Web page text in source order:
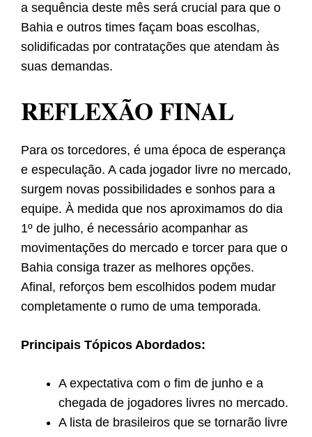
a sequência deste mês será crucial para que o
Bahia e outros times façam boas escolhas,
solidificadas por contratações que atendam às
suas demandas.
REFLEXÃO FINAL
Para os torcedores, é uma época de esperança
e especulação. A cada jogador livre no mercado,
surgem novas possibilidades e sonhos para a
equipe. À medida que nos aproximamos do dia
1º de julho, é necessário acompanhar as
movimentações do mercado e torcer para que o
Bahia consiga trazer as melhores opções.
Afinal, reforços bem escolhidos podem mudar
completamente o rumo de uma temporada.
Principais Tópicos Abordados:
A expectativa com o fim de junho e a
chegada de jogadores livres no mercado.
A lista de brasileiros que se tornarão livre